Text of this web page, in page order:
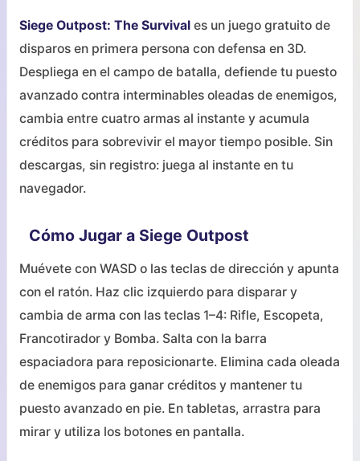
Siege Outpost: The Survival es un juego gratuito de
disparos en primera persona con defensa en 3D.
Despliega en el campo de batalla, defiende tu puesto
avanzado contra interminables oleadas de enemigos,
cambia entre cuatro armas al instante y acumula
créditos para sobrevivir el mayor tiempo posible. Sin
descargas, sin registro: juega al instante en tu
navegador.
Cómo Jugar a Siege Outpost
Muévete con WASD o las teclas de dirección y apunta
con el ratón. Haz clic izquierdo para disparar y
cambia de arma con las teclas 1–4: Rifle, Escopeta,
Francotirador y Bomba. Salta con la barra
espaciadora para reposicionarte. Elimina cada oleada
de enemigos para ganar créditos y mantener tu
puesto avanzado en pie. En tabletas, arrastra para
mirar y utiliza los botones en pantalla.